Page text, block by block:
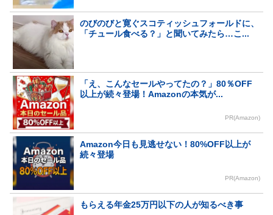
のびのびと寛ぐスコティッシュフォールドに、
「チュール食べる？」と聞いてみたら…こ...
「え、こんなセールやってたの？」80％OFF
以上が続々登場！Amazonの本気が...
PR(Amazon)
Amazon今日も見逃せない！80%OFF以上が
続々登場
PR(Amazon)
もらえる年金25万円以下の人が知るべき事